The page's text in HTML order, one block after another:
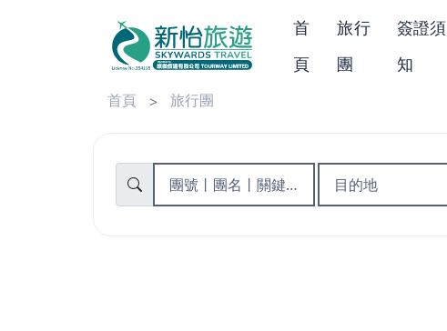
首
頁
旅行
團
簽證須
知
首頁 旅行團